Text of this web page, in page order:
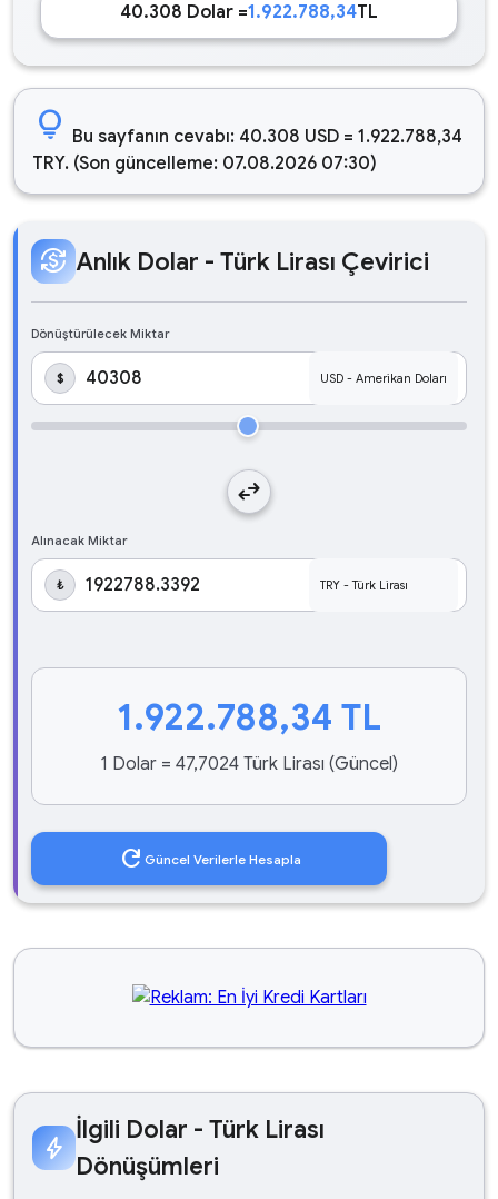
40.308 Dolar =1.922.788,34TL
lightbulb Bu sayfanın cevabı: 40.308 USD = 1.922.788,34
TRY. (Son güncelleme: 07.08.2026 07:30)
currency_exchange Anlık Dolar - Türk Lirası Çevirici
Dönüştürülecek Miktar
$
swap_horiz
Alınacak Miktar
₺
1.922.788,34 TL
1 Dolar = 47,7024 Türk Lirası (Güncel)
refresh Güncel Verilerle Hesapla
bolt
İlgili Dolar - Türk Lirası
Dönüşümleri